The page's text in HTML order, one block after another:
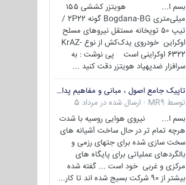
بسم ا... هویتزر کششی ۱۵۵
میلی‌متری Bogdana-BG گونه 2P22 /
تیپ ۵۰ توپخانه مستقل نیروهای مسلح
اوکراین خودروی یدک‌کش از نوع KrAZ-
6322 اوکراینی است پی نوشت : به
سرافزار ضدپهپاد هویتزر دقت کنید ...
تاپیک جامع اصول ، مبانی و مفاهیم پدافند غیر عامل
توسط MR9
· ارسال شده در مرداد 5
بسم ا... نیروی هوایی روسیه با شدت
هرچه تمام تر در حال ساخت آشیانه های
سخت سازی شده برای جتهای رزمی و
بالگردهای عملیاتی برای پایگاه های
مرکزی و غربی خود است ... گفته شده
بیشتر از 90 شرکت بسیج شده اند تا کار...